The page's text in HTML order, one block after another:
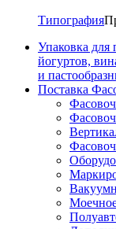
Типография
Упаковка для
йогуртов,
и
Поставка